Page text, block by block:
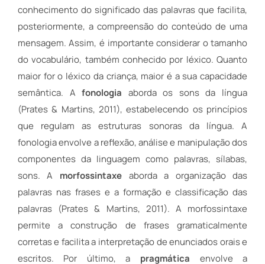
conhecimento do significado das palavras que facilita,
posteriormente, a compreensão do conteúdo de uma
mensagem. Assim, é importante considerar o tamanho
do vocabulário, também conhecido por léxico. Quanto
maior for o léxico da criança, maior é a sua capacidade
semântica. Afonologia aborda os sons da língua
(Prates & Martins, 2011), estabelecendo os princípios
que regulam as estruturas sonoras da língua. A
fonologia envolve a reflexão, análise e manipulação dos
componentes da linguagem como palavras, sílabas,
sons. A morfossintaxe aborda a organização das
palavras nas frases e a formação e classificação das
palavras (Prates & Martins, 2011). A morfossintaxe
permite a construção de frases gramaticalmente
corretas e facilita a interpretação de enunciados orais e
escritos. Por último, a pragmática envolve a